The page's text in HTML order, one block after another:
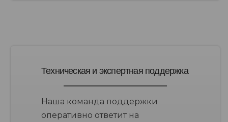
Техническая и экспертная поддержка
Наша команда поддержки
оперативно ответит на